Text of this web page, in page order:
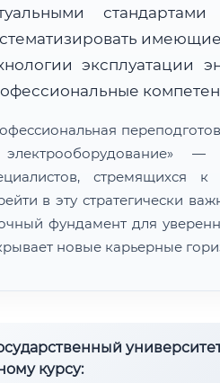
эксплуатации
стремящихся
в эту стратегически
фундамент для
новые карьерные
курсу: